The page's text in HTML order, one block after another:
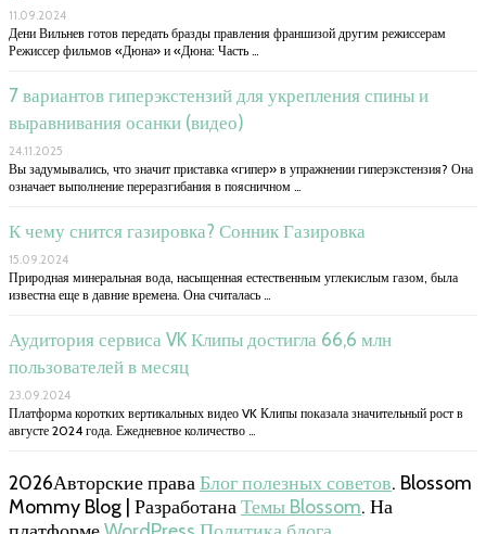
11.09.2024
Дени Вильнев готов передать бразды правления франшизой другим режиссерам
Режиссер фильмов «Дюна» и «Дюна: Часть …
7 вариантов гиперэкстензий для укрепления спины и
выравнивания осанки (видео)
24.11.2025
Вы задумывались, что значит приставка «гипер» в упражнении гиперэкстензия? Она
означает выполнение переразгибания в поясничном …
К чему снится газировка? Сонник Газировка
15.09.2024
Природная минеральная вода, насыщенная естественным углекислым газом, была
известна еще в давние времена. Она считалась …
Аудитория сервиса VK Клипы достигла 66,6 млн
пользователей в месяц
23.09.2024
Платформа коротких вертикальных видео VK Клипы показала значительный рост в
августе 2024 года. Ежедневное количество …
2026Авторские праваБлог полезных советов. Blossom
Mommy Blog | РазработанаТемы Blossom. На